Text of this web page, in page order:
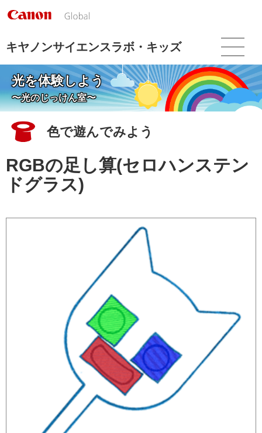
ー
文
へ
ま
す
キヤノンサイエンスラボ・キッズ
光を体験しよう
〜光のじっけん室〜
色で遊んでみよう
RGBの足し算(セロハンステン
ドグラス)